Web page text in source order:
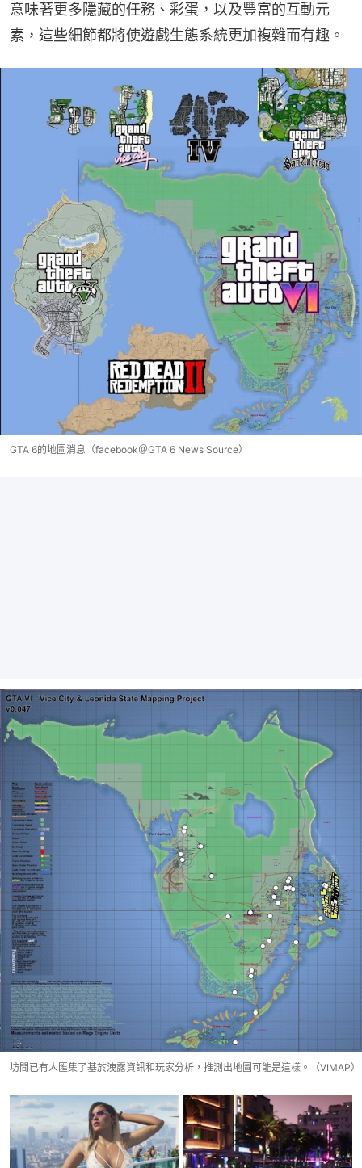
意味著更多隱藏的任務、彩蛋，以及豐富的互動元
素，這些細節都將使遊戲生態系統更加複雜而有趣。
GTA 6的地圖消息（facebook＠GTA 6 News Source）
坊間已有人匯集了基於洩露資訊和玩家分析，推測出地圖可能是這樣。（VIMAP）